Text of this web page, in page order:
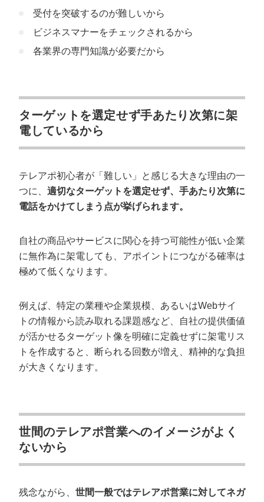
受付を突破するのが難しいから
ビジネスマナーをチェックされるから
各業界の専門知識が必要だから
ターゲットを選定せず手あたり次第に架
電しているから
テレアポ初心者が「難しい」と感じる大きな理由の一
つに、 適切なターゲットを選定せず、手あたり次第に
電話をかけてしまう点が挙げられます。
自社の商品やサービスに関心を持つ可能性が低い企業
に無作為に架電しても、アポイントにつながる確率は
極めて低くなります。
例えば、特定の業種や企業規模、あるいはWebサイ
トの情報から読み取れる課題感など、自社の提供価値
が活かせるターゲット像を明確に定義せずに架電リス
トを作成すると、断られる回数が増え、精神的な負担
が大きくなります。
世間のテレアポ営業へのイメージがよく
ないから
残念ながら、 世間一般ではテレアポ営業に対してネガ